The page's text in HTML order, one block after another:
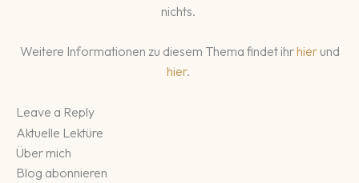
nichts.
Weitere Informationen zu diesem Thema findet ihrhierund
hier.
Leave a Reply
Aktuelle Lektüre
Über mich
Blog abonnieren